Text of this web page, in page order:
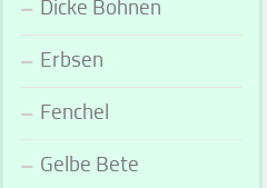
Dicke Bohnen
Erbsen
Fenchel
Gelbe Bete